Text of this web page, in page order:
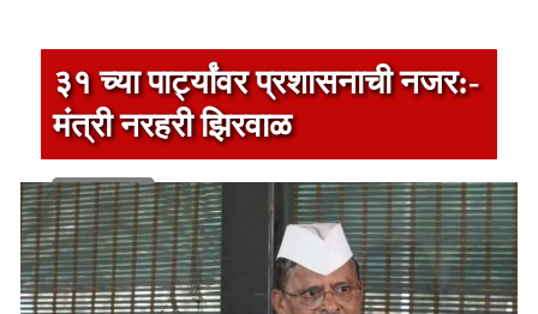
३१ च्या पार्ट्यांवर प्रशासनाची नजर:-
मंत्री नरहरी झिरवाळ
1 min read